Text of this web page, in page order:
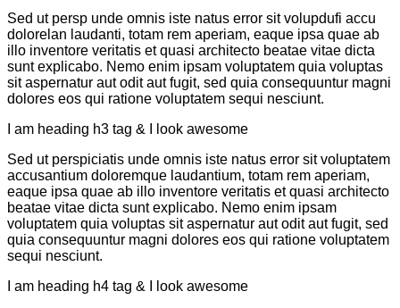
Sed ut persp unde omnis iste natus error sit volupdufi accu
dolorelan laudanti, totam rem aperiam, eaque ipsa quae ab
illo inventore veritatis et quasi architecto beatae vitae dicta
sunt explicabo. Nemo enim ipsam voluptatem quia voluptas
sit aspernatur aut odit aut fugit, sed quia consequuntur magni
dolores eos qui ratione voluptatem sequi nesciunt.
I am heading h3 tag & I look awesome
Sed ut perspiciatis unde omnis iste natus error sit voluptatem
accusantium doloremque laudantium, totam rem aperiam,
eaque ipsa quae ab illo inventore veritatis et quasi architecto
beatae vitae dicta sunt explicabo. Nemo enim ipsam
voluptatem quia voluptas sit aspernatur aut odit aut fugit, sed
quia consequuntur magni dolores eos qui ratione voluptatem
sequi nesciunt.
I am heading h4 tag & I look awesome